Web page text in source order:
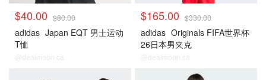
$40.00 $80.00
adidas Japan EQT 男士运动
T恤
@dealmoon.ca
$165.00 $330.00
adidas Originals FIFA世界杯
26日本男夹克
@dealmoon.ca